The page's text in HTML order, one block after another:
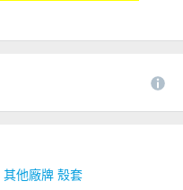
其他廠牌 殼套